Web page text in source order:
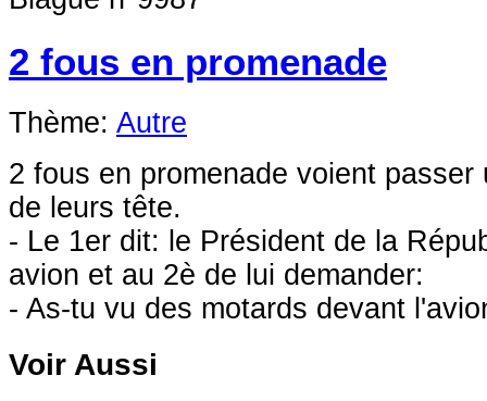
2 fous en promenade
Thème: Autre
2 fous en promenade voient
de leurs tête.
- Le 1er dit: le Président de la
avion et au 2è de lui demander:
- As-tu vu des motards devant
Voir Aussi